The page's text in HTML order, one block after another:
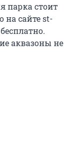
парка стоит
на сайте st-
аквазоны не